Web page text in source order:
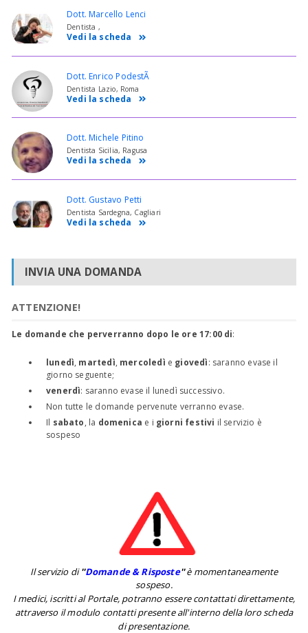
Dott. Marcello Lenci
Dentista ,
Vedi la scheda
Dott. Enrico PodestÃ
Dentista Lazio, Roma
Vedi la scheda
Dott. Michele Pitino
Dentista Sicilia, Ragusa
Vedi la scheda
Dott. Gustavo Petti
Dentista Sardegna, Cagliari
Vedi la scheda
INVIA UNA DOMANDA
ATTENZIONE!
Le domande che perverranno dopo le ore 17:00 di:
lunedì, martedì, mercoledì e giovedì: saranno evase il
giorno seguente;
venerdì: saranno evase il lunedì successivo.
Non tutte le domande pervenute verranno evase.
Il sabato, la domenica e i giorni festivi il servizio è
sospeso
Il servizio di''Domande & Risposte''è momentaneamente
sospeso.
I medici, iscritti al Portale, potranno essere contattati direttamente,
attraverso il modulo contatti presente all'interno della loro scheda
di presentazione.